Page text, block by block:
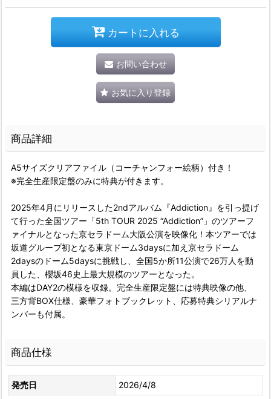
カートに入れる
お問い合わせ
お気に入り登録
商品詳細
A5サイズクリアファイル（コーチャンフォー絵柄）付き！
※完全生産限定盤のみに特典が付きます。
2025年4月にリリースした2ndアルバム『Addiction』を引っ提げ
て行った全国ツアー「5th TOUR 2025 “Addiction”」のツアーフ
ァイナルとなった京セラドーム大阪公演を映像化！本ツアーでは
坂道グループ初となる東京ドーム3daysに加え京セラドーム
2daysのドーム5daysに挑戦し、全国5か所11公演で26万人を動
員した、櫻坂46史上最大規模のツアーとなった。
本編はDAY2の模様を収録。完全生産限定盤には特典映像の他、
三方背BOX仕様、豪華フォトブックレット、応募特典シリアルナ
ンバーも付属。
商品仕様
発売日 2026/4/8